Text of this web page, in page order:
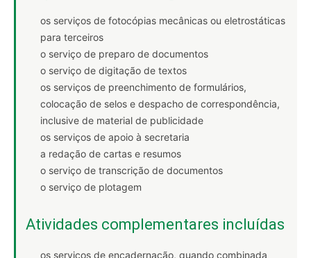
os serviços de fotocópias mecânicas ou eletrostáticas
para terceiros
o serviço de preparo de documentos
o serviço de digitação de textos
os serviços de preenchimento de formulários,
colocação de selos e despacho de correspondência,
inclusive de material de publicidade
os serviços de apoio à secretaria
a redação de cartas e resumos
o serviço de transcrição de documentos
o serviço de plotagem
Atividades complementares incluídas
os serviços de encadernação, quando combinada